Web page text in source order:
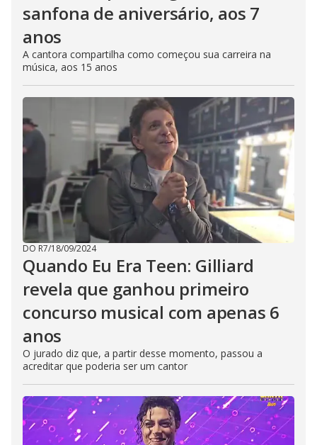
sanfona de aniversário, aos 7
anos
A cantora compartilha como começou sua carreira na
música, aos 15 anos
DO R7/18/09/2024
Quando Eu Era Teen: Gilliard
revela que ganhou primeiro
concurso musical com apenas 6
anos
O jurado diz que, a partir desse momento, passou a
acreditar que poderia ser um cantor